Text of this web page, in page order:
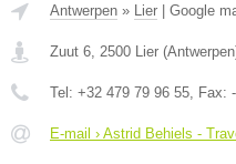
Antwerpen » Lier Google
Zuut 6 2500 Lier (Antwerpen
Tel: +32 479 79 96 55 , Fax: -
E-mail › Astrid Behiels -